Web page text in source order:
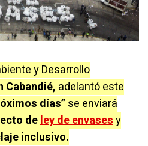
y Desarrollo
Cabandié, adelantó este
días”se enviará
deley de envasesy
inclusivo.